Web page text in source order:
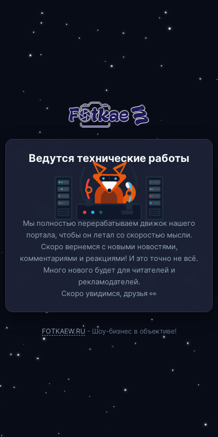
Ведутся технические работы
Мы полностью перерабатываем движок нашего
портала, чтобы он летал со скоростью мысли.
Скоро вернемся c новыми новостями,
комментариями и реакциями! И это точно не всё.
Много нового будет для читателей и
рекламодателей.
Скоро увидимся, друзья 👀
FOTKAEW.RU - Шоу-бизнес в объективе!